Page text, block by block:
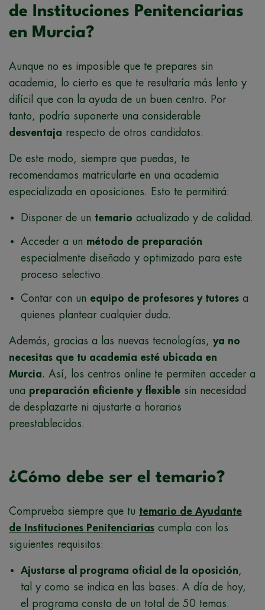
de Instituciones Penitenciarias
en Murcia?
Aunque no es imposible que te prepares sin
academia, lo cierto es que te resultaría más lento y
difícil que con la ayuda de un buen centro. Por
tanto, podría suponerte una considerable
desventaja respecto de otros candidatos.
De este modo, siempre que puedas, te
recomendamos matricularte en una academia
especializada en oposiciones. Esto te permitirá:
Disponer de un temario actualizado y de calidad.
Acceder a un método de preparación
especialmente diseñado y optimizado para este
proceso selectivo.
Contar con un equipo de profesores y tutores a
quienes plantear cualquier duda.
Además, gracias a las nuevas tecnologías, ya no
necesitas que tu academia esté ubicada en
Murcia. Así, los centros online te permiten acceder a
una preparación eficiente y flexible sin necesidad
de desplazarte ni ajustarte a horarios
preestablecidos.
¿Cómo debe ser el temario?
Comprueba siempre que tu temario de Ayudante
de Instituciones Penitenciarias cumpla con los
siguientes requisitos:
Ajustarse al programa oficial de la oposición,
tal y como se indica en las bases. A día de hoy,
el programa consta de un total de 50 temas.